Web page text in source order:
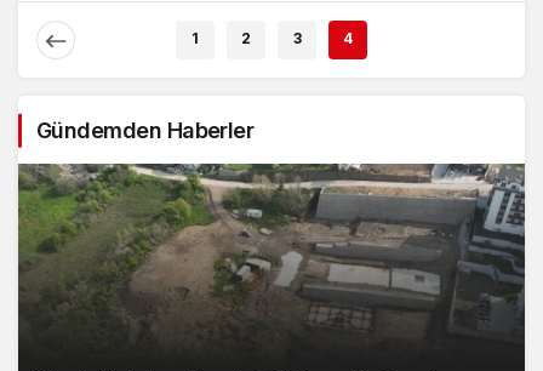
Açıklaması
1 2 3 4
Gündemden Haberler